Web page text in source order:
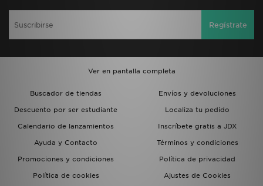
Regístrate
Ver en pantalla completa
Buscador de tiendas
Envíos y devoluciones
Descuento por ser estudiante
Localiza tu pedido
Calendario de lanzamientos
Inscríbete gratis a JDX
Ayuda y Contacto
Términos y condiciones
Promociones y condiciones
Política de privacidad
Política de cookies
Ajustes de Cookies